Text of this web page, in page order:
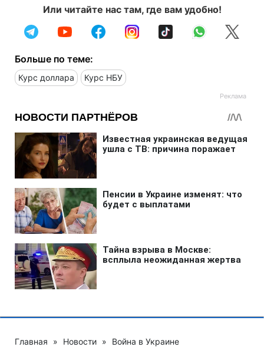
Или читайте нас там, где вам удобно!
Больше по теме:
Курс доллара Курс НБУ
Главная » Новости » Война в Украине